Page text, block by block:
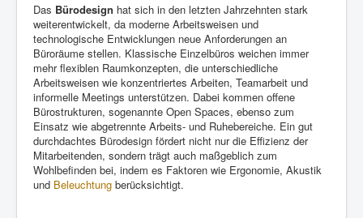
Das Bürodesign hat sich in den letzten Jahrzehnten stark
weiterentwickelt, da moderne Arbeitsweisen und
technologische Entwicklungen neue Anforderungen an
Büroräume stellen. Klassische Einzelbüros weichen immer
mehr flexiblen Raumkonzepten, die unterschiedliche
Arbeitsweisen wie konzentriertes Arbeiten, Teamarbeit und
informelle Meetings unterstützen. Dabei kommen offene
Bürostrukturen, sogenannte Open Spaces, ebenso zum
Einsatz wie abgetrennte Arbeits- und Ruhebereiche. Ein gut
durchdachtes Bürodesign fördert nicht nur die Effizienz der
Mitarbeitenden, sondern trägt auch maßgeblich zum
Wohlbefinden bei, indem es Faktoren wie Ergonomie, Akustik
und Beleuchtung berücksichtigt.